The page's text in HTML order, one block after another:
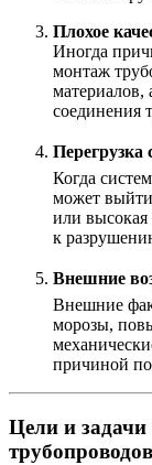
Плохое
Иногда
монтаж
материалов,
соединения
Перегрузка
Когда
может
или высокая
к
Внешние
Внешние
морозы,
причиной
Цели и задачи
трубопроводов